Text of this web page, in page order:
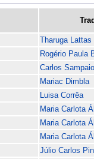
Tharuga Lattas
Rogério Paula
Carlos
Mariac Dimbla
Luisa Corrêa
Maria Carlota
Maria Carlota
Maria Carlota
Júlio Carlos